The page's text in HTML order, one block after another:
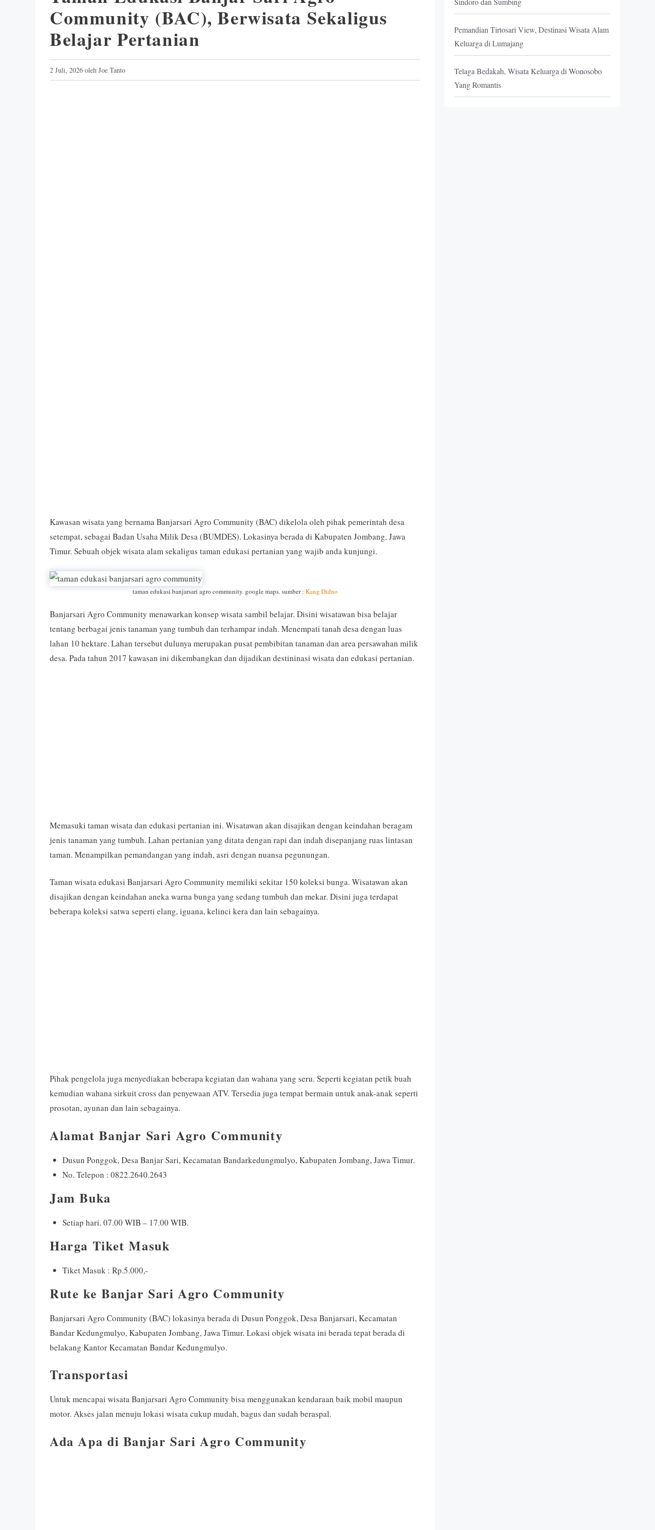
Community (BAC), Berwisata Sekaligus
Belajar Pertanian
2 Juli, 2026 oleh Joe Tanto
Kawasan wisata yang bernama Banjarsari Agro Community (BAC) dikelola oleh pihak pemerintah desa
setempat, sebagai Badan Usaha Milik Desa (BUMDES). Lokasinya berada di Kabupaten Jombang, Jawa
Timur. Sebuah objek wisata alam sekaligus taman edukasi pertanian yang wajib anda kunjungi.
taman edukasi banjarsari agro community. google maps. sumber : Kang Didno
Banjarsari Agro Community menawarkan konsep wisata sambil belajar. Disini wisatawan bisa belajar
tentang berbagai jenis tanaman yang tumbuh dan terhampar indah. Menempati tanah desa dengan luas
lahan 10 hektare. Lahan tersebut dulunya merupakan pusat pembibitan tanaman dan area persawahan milik
desa. Pada tahun 2017 kawasan ini dikembangkan dan dijadikan destininasi wisata dan edukasi pertanian.
Memasuki taman wisata dan edukasi pertanian ini. Wisatawan akan disajikan dengan keindahan beragam
jenis tanaman yang tumbuh. Lahan pertanian yang ditata dengan rapi dan indah disepanjang ruas lintasan
taman. Menampilkan pemandangan yang indah, asri dengan nuansa pegunungan.
Taman wisata edukasi Banjarsari Agro Community memiliki sekitar 150 koleksi bunga. Wisatawan akan
disajikan dengan keindahan aneka warna bunga yang sedang tumbuh dan mekar. Disini juga terdapat
beberapa koleksi satwa seperti elang, iguana, kelinci kera dan lain sebagainya.
Pihak pengelola juga menyediakan beberapa kegiatan dan wahana yang seru. Seperti kegiatan petik buah
kemudian wahana sirkuit cross dan penyewaan ATV. Tersedia juga tempat bermain untuk anak-anak seperti
prosotan, ayunan dan lain sebagainya.
Alamat Banjar Sari Agro Community
Dusun Ponggok, Desa Banjar Sari, Kecamatan Bandarkedungmulyo, Kabupaten Jombang, Jawa Timur.
No. Telepon : 0822.2640.2643
Jam Buka
Setiap hari. 07.00 WIB – 17.00 WIB.
Harga Tiket Masuk
Tiket Masuk : Rp.5.000,-
Rute ke Banjar Sari Agro Community
Banjarsari Agro Community (BAC) lokasinya berada di Dusun Ponggok, Desa Banjarsari, Kecamatan
Bandar Kedungmulyo, Kabupaten Jombang, Jawa Timur. Lokasi objek wisata ini berada tepat berada di
belakang Kantor Kecamatan Bandar Kedungmulyo.
Transportasi
Untuk mencapai wisata Banjarsari Agro Community bisa menggunakan kendaraan baik mobil maupun
motor. Akses jalan menuju lokasi wisata cukup mudah, bagus dan sudah beraspal.
Ada Apa di Banjar Sari Agro Community
Pemandian Tirtosari View, Destinasi Wisata Alam
Keluarga di Lumajang
Telaga Bedakah, Wisata Keluarga di Wonosobo
Yang Romantis